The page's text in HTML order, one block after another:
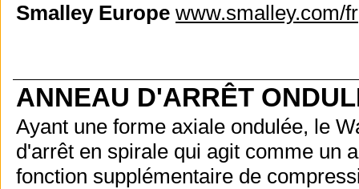
Smalley Europe www.smalley.com/fr
ANNEAU D'ARRÊT
Ayant une forme axiale ondulée, le
d'arrêt en spirale qui agit comme un
fonction supplémentaire de